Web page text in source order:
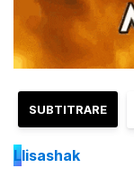
SUBTITRARE
Llisashak